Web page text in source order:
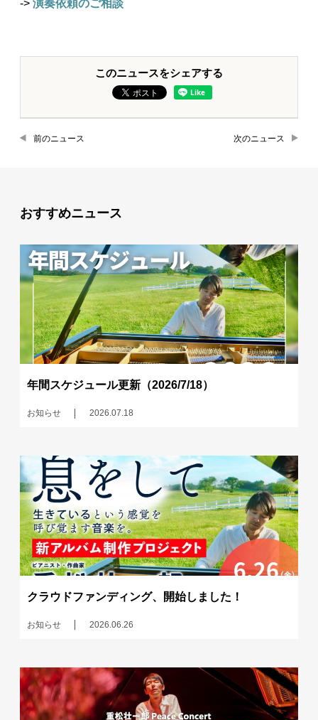
-> 演奏依頼のご相談
このニュースをシェアする
前のニュース 次のニュース
おすすめニュース
年間スケジュール更新（2026/7/18）
お知らせ 2026.07.18
クラウドファンディング、開始しました！
お知らせ 2026.06.26